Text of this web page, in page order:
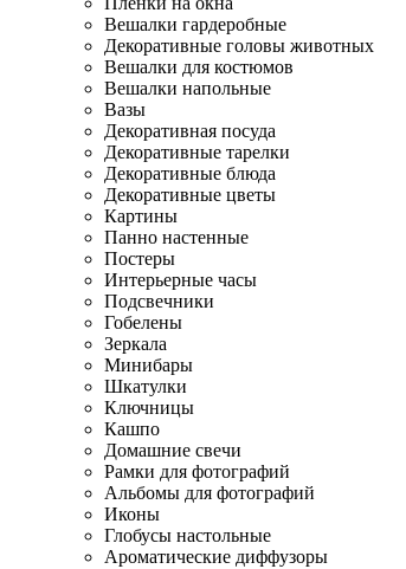
Вешалки гардеробные
Декоративные головы животных
Вешалки для костюмов
Вешалки напольные
Вазы
Декоративная посуда
Декоративные тарелки
Декоративные блюда
Декоративные цветы
Картины
Панно настенные
Постеры
Интерьерные часы
Подсвечники
Гобелены
Зеркала
Минибары
Шкатулки
Ключницы
Кашпо
Домашние свечи
Рамки для фотографий
Альбомы для фотографий
Иконы
Глобусы настольные
Ароматические диффузоры